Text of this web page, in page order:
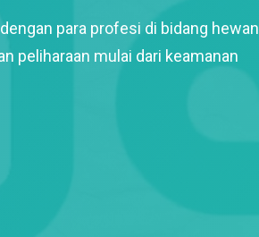
para profesi di bidang hewan
peliharaan mulai dari keamanan